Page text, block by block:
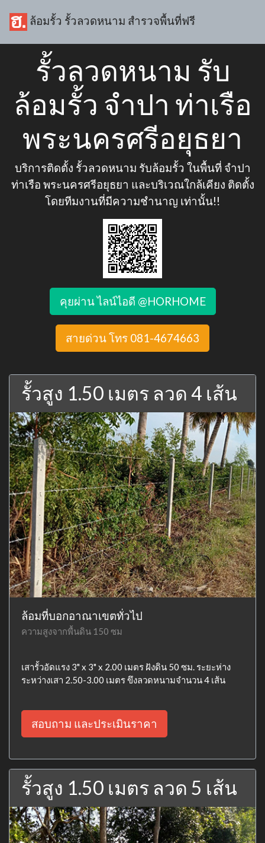
ล้อมรั้ว รั้วลวดหนาม สำรวจพื้นที่ฟรี
รั้วลวดหนาม รับ
ล้อมรั้ว จำปา ท่าเรือ
พระนครศรีอยุธยา
บริการติดตั้ง รั้วลวดหนาม รับล้อมรั้ว ในพื้นที่ จำปา
ท่าเรือ พระนครศรีอยุธยา และบริเวณใกล้เคียง ติดตั้ง
โดยทีมงานที่มีความชำนาญ เท่านั้น!!
คุยผ่าน ไลน์ไอดี @HORHOME
สายด่วน โทร 081-4674663
รั้วสูง 1.50 เมตร ลวด 4 เส้น
ล้อมที่บอกอาณาเขตทั่วไป
ความสูงจากพื้นดิน 150 ซม
เสารั้วอัดแรง 3" x 3" x 2.00 เมตร ฝังดิน 50 ซม. ระยะห่าง
ระหว่างเสา 2.50-3.00 เมตร ขึงลวดหนามจำนวน 4 เส้น
สอบถาม และประเมินราคา
รั้วสูง 1.50 เมตร ลวด 5 เส้น